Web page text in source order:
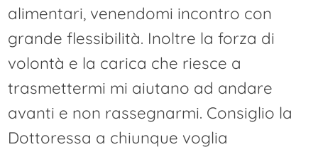
alimentari, venendomi incontro con
grande flessibilità. Inoltre la forza di
volontà e la carica che riesce a
trasmettermi mi aiutano ad andare
avanti e non rassegnarmi. Consiglio la
Dottoressa a chiunque voglia